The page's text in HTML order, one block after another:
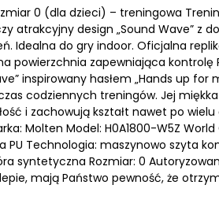
0 (dla dzieci) – treningowa
atrakcyjny design „Sound Wave” z
do gry indoor. Oficjalna
powierzchnia zapewniająca kontrolę
inspirowany hasłem „Hands up for
codziennych treningów. Jej
i zachowują kształt nawet po
Molten Model: H0A1800-W5Z
PU Technologia: maszynowo szyta
syntetyczna Rozmiar: 0
mają Państwo pewność, że